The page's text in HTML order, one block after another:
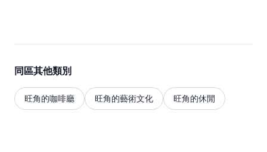
同區其他類別
旺角的咖啡廳 旺角的藝術文化 旺角的休閒